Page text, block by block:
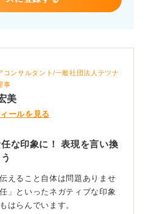
コンサルタント/一般社団法人テツナ
事
美
ールを見る
な印象に！ 表現を言い換
えること自体は問題ありませ
」といったネガティブな印象
はらんでいます。